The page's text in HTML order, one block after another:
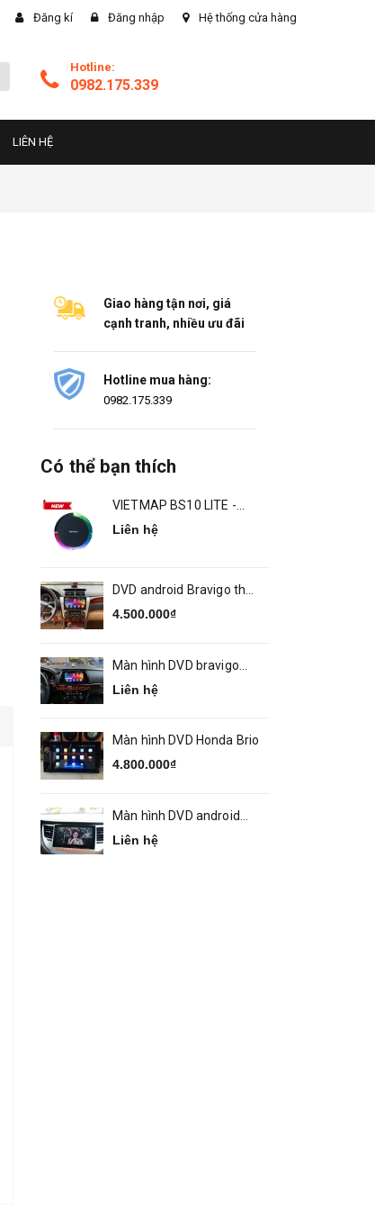
Đăng kí Đăng nhập Hệ thống cửa hàng
Hotline:
0982.175.339
LIÊN HỆ
Giao hàng tận nơi, giá
cạnh tranh, nhiều ưu đãi
Hotline mua hàng:
0982.175.339
Có thể bạn thích
VIETMAP BS10 LITE -
ANDROID BOX Ô TÔ
Liên hệ
DVD android Bravigo theo
xe Camry 2014 2018
4.500.000₫
Màn hình DVD bravigo
theo xe MAZDA 6
Liên hệ
Màn hình DVD Honda Brio
4.800.000₫
Màn hình DVD android
Bravigo Tucson
Liên hệ